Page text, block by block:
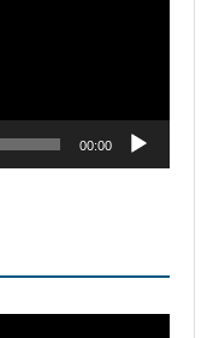
00:00